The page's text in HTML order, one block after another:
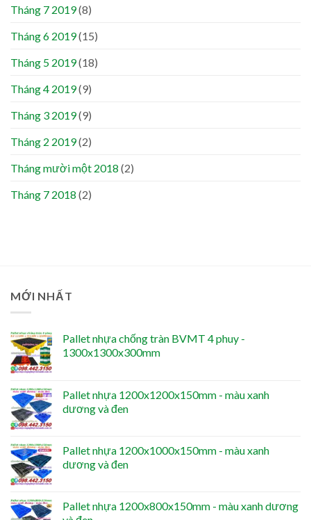
Tháng 7 2019(8)
Tháng 6 2019(15)
Tháng 5 2019(18)
Tháng 4 2019(9)
Tháng 3 2019(9)
Tháng 2 2019(2)
Tháng mười một 2018 (2)
Tháng 7 2018 (2)
MỚI NHẤT
Pallet nhựa chống tràn BVMT 4 phuy -
1300x1300x300mm
Pallet nhựa 1200x1200x150mm - màu xanh
dương và đen
Pallet nhựa 1200x1000x150mm - màu xanh
dương và đen
Pallet nhựa 1200x800x150mm - màu xanh dương